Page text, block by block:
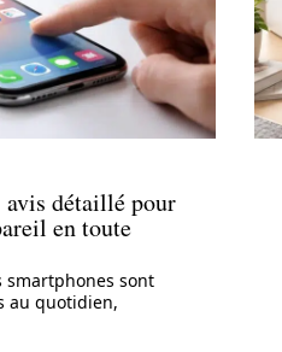
détaillé pour
en toute
smartphones sont
au quotidien,